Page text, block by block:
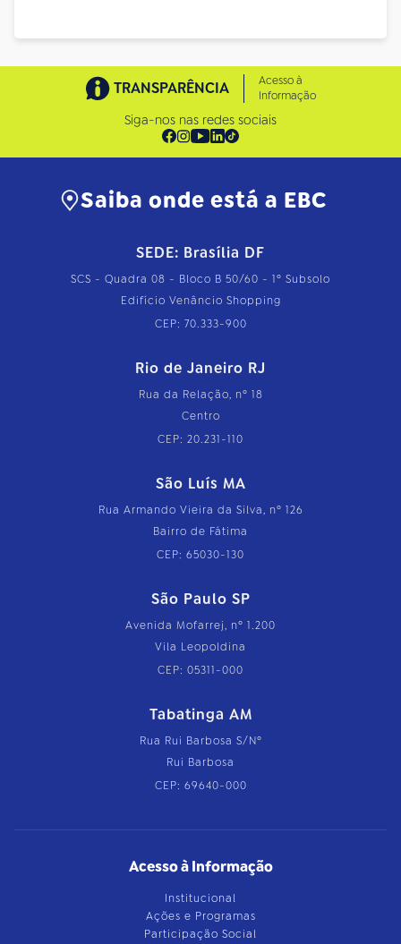
TRANSPARÊNCIA
Acesso à
Informação
Siga-nos nas redes sociais
Saiba onde está a EBC
SEDE: Brasília DF
SCS - Quadra 08 - Bloco B 50/60 - 1º Subsolo
Edifício Venâncio Shopping
CEP: 70.333-900
Rio de Janeiro RJ
Rua da Relação, nº 18
Centro
CEP: 20.231-110
São Luís MA
Rua Armando Vieira da Silva, nº 126
Bairro de Fátima
CEP: 65030-130
São Paulo SP
Avenida Mofarrej, nº 1.200
Vila Leopoldina
CEP: 05311-000
Tabatinga AM
Rua Rui Barbosa S/Nº
Rui Barbosa
CEP: 69640-000
Acesso à Informação
Institucional
Ações e Programas
Participação Social